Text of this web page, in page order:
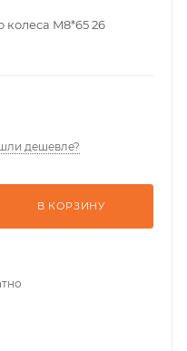
колеса M8*65 26
дешевле?
В КОРЗИНУ